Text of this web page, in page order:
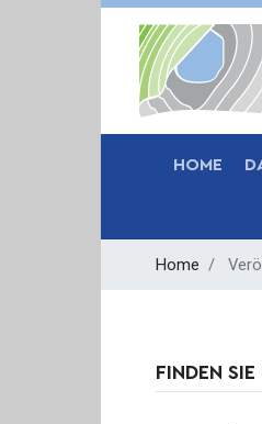
HOME
Home
FINDEN SIE